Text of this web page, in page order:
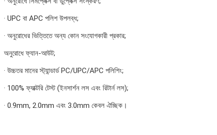
· UPC বা APC পলিশ উপলব্ধ;
· অনুরোধের ভিত্তিতে অন্য কোন সংযোগকারী প্রকার;
অনুরোধে ফ্যান-আউট;
· উচ্চতর মানের স্ট্যান্ডার্ড PC/UPC/APC পলিশিং;
· 100% ফ্যাক্টরি টেস্ট (ইনসার্শন লস এবং রিটার্ন লস);
· 0.9mm, 2.0mm এবং 3.0mm কেবল ঐচ্ছিক।